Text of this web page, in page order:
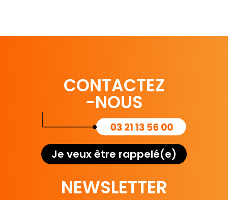
CONTACTEZ
-NOUS
Je veux être rappelé(e)
NEWSLETTER